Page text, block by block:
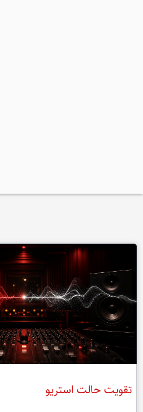
تقویت حالت استریو